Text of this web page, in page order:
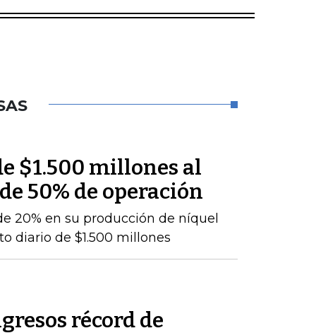
$1.500 millones al
50% de operación
20% en su producción de níquel
diario de $1.500 millones
récord de